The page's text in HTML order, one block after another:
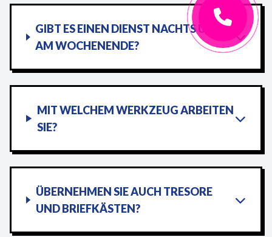
GIBT ES EINEN DIENST NACHTS UND
AM WOCHENENDE?
MIT WELCHEM WERKZEUG ARBEITEN
SIE?
ÜBERNEHMEN SIE AUCH TRESORE
UND BRIEFKÄSTEN?